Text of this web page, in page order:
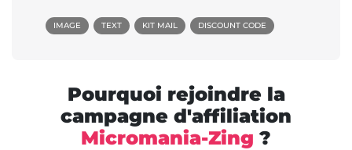
IMAGE TEXT KIT MAIL DISCOUNT CODE
Pourquoi rejoindre la
campagne d'affiliation
Micromania-Zing ?